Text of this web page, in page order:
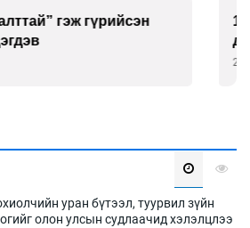
шүлхий өвчинтэй тэмцэх
хэлэлцэх нь
уран бүтээл, туурвил зүйн
олон улсын судлаачид хэлэлцлээ